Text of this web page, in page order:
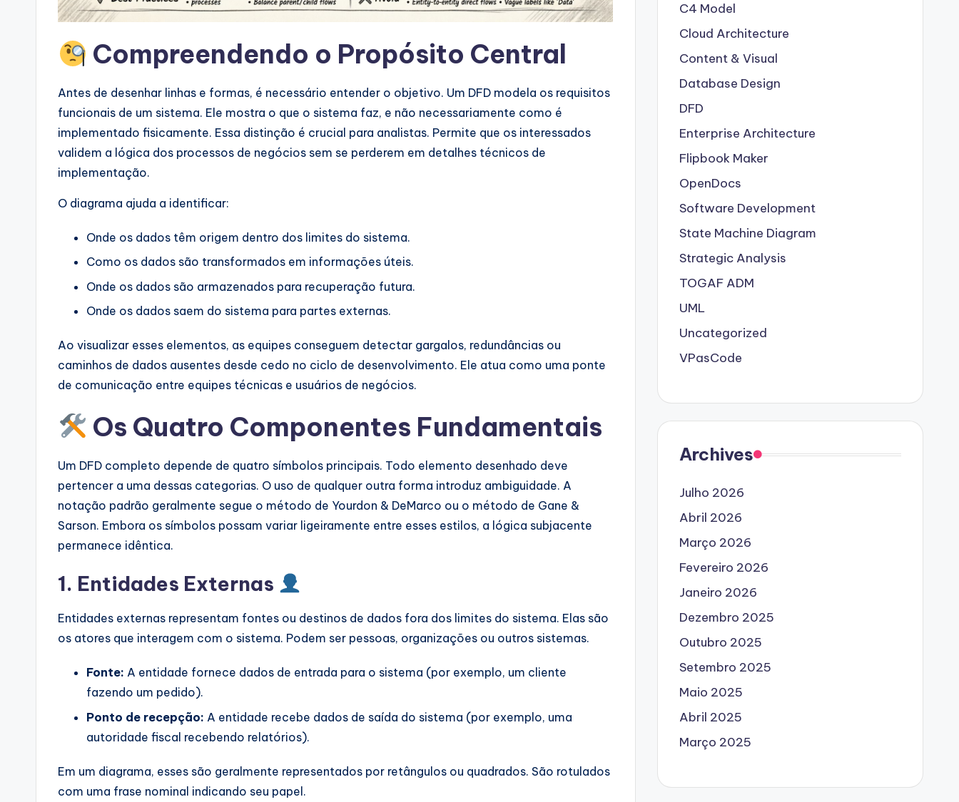
ft
w
Compreendendo o Propósito Central
Antes de desenhar linhas e formas, é necessário entender o objetivo. Um DFD modela os requisitos
funcionais de um sistema. Ele mostra o que o sistema faz, e não necessariamente como é
implementado fisicamente. Essa distinção é crucial para analistas. Permite que os interessados
validem a lógica dos processos de negócios sem se perderem em detalhes técnicos de
implementação.
O diagrama ajuda a identificar:
Onde os dados têm origem dentro dos limites do sistema.
Como os dados são transformados em informações úteis.
Onde os dados são armazenados para recuperação futura.
Onde os dados saem do sistema para partes externas.
Ao visualizar esses elementos, as equipes conseguem detectar gargalos, redundâncias ou
caminhos de dados ausentes desde cedo no ciclo de desenvolvimento. Ele atua como uma ponte
de comunicação entre equipes técnicas e usuários de negócios.
Os Quatro Componentes Fundamentais
Um DFD completo depende de quatro símbolos principais. Todo elemento desenhado deve
pertencer a uma dessas categorias. O uso de qualquer outra forma introduz ambiguidade. A
notação padrão geralmente segue o método de Yourdon & DeMarco ou o método de Gane &
Sarson. Embora os símbolos possam variar ligeiramente entre esses estilos, a lógica subjacente
permanece idêntica.
1. Entidades Externas
Entidades externas representam fontes ou destinos de dados fora dos limites do sistema. Elas são
os atores que interagem com o sistema. Podem ser pessoas, organizações ou outros sistemas.
Fonte: A entidade fornece dados de entrada para o sistema (por exemplo, um cliente
fazendo um pedido).
Ponto de recepção: A entidade recebe dados de saída do sistema (por exemplo, uma
autoridade fiscal recebendo relatórios).
Em um diagrama, esses são geralmente representados por retângulos ou quadrados. São rotulados
com uma frase nominal indicando seu papel.
C4 Model
Cloud Architecture
Content & Visual
Database Design
DFD
Enterprise Architecture
Flipbook Maker
OpenDocs
Software Development
State Machine Diagram
Strategic Analysis
TOGAF ADM
UML
Uncategorized
VPasCode
Archives
Julho 2026
Abril 2026
Março 2026
Fevereiro 2026
Janeiro 2026
Dezembro 2025
Outubro 2025
Setembro 2025
Maio 2025
Abril 2025
Março 2025